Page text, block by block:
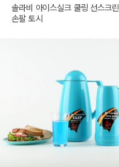
솔라비 아이스실크 쿨링 선스크린
손팔 토시